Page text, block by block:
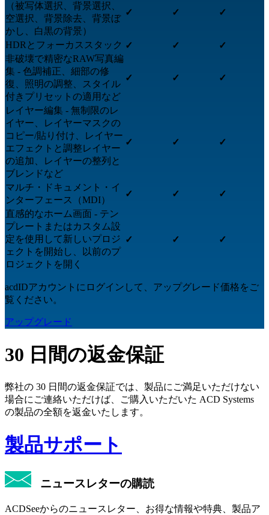
（被写体選択、背景選択、
空選択、背景除去、背景ぼ
かし、白黒の背景）
✓ ✓ ✓
HDRとフォーカススタック ✓ ✓
✓
非破壊で精密なRAW写真編
集 - 色調補正、細部の修
復、照明の調整、スタイル
付きプリセットの適用など
✓ ✓ ✓
レイヤー編集 - 無制限のレ
イヤー、レイヤーマスクの
コピー/貼り付け、レイヤー
エフェクトと調整レイヤー
の追加、レイヤーの整列と
ブレンドなど
✓ ✓ ✓
マルチ・ドキュメント・イ
ンターフェース（MDI）
✓ ✓
✓
直感的なホーム画面 - テン
プレートまたはカスタム設
定を使用して新しいプロジ
ェクトを開始し、以前のプ
ロジェクトを開く
✓ ✓ ✓
acdIDアカウントにログインして、アップグレード価格をご
覧ください。
アップグレード
30 日間の返金保証
弊社の 30 日間の返金保証では、製品にご満足いただけない
場合にご連絡いただけば、ご購入いただいた ACD Systems
の製品の全額を返金いたします。
製品サポート
ニュースレターの購読
ACDSeeからのニュースレター、お得な情報や特典、製品ア